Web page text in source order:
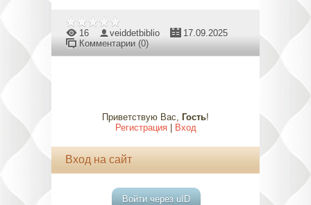
16 veiddetbiblio
17.09.2025
Комментарии (0)
Приветствую Вас, Гость!
Регистрация| Вход
Вход на сайт
Войти через uID